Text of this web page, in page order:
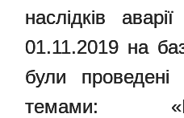
наслідків
01.11.2019 на
були
темами: